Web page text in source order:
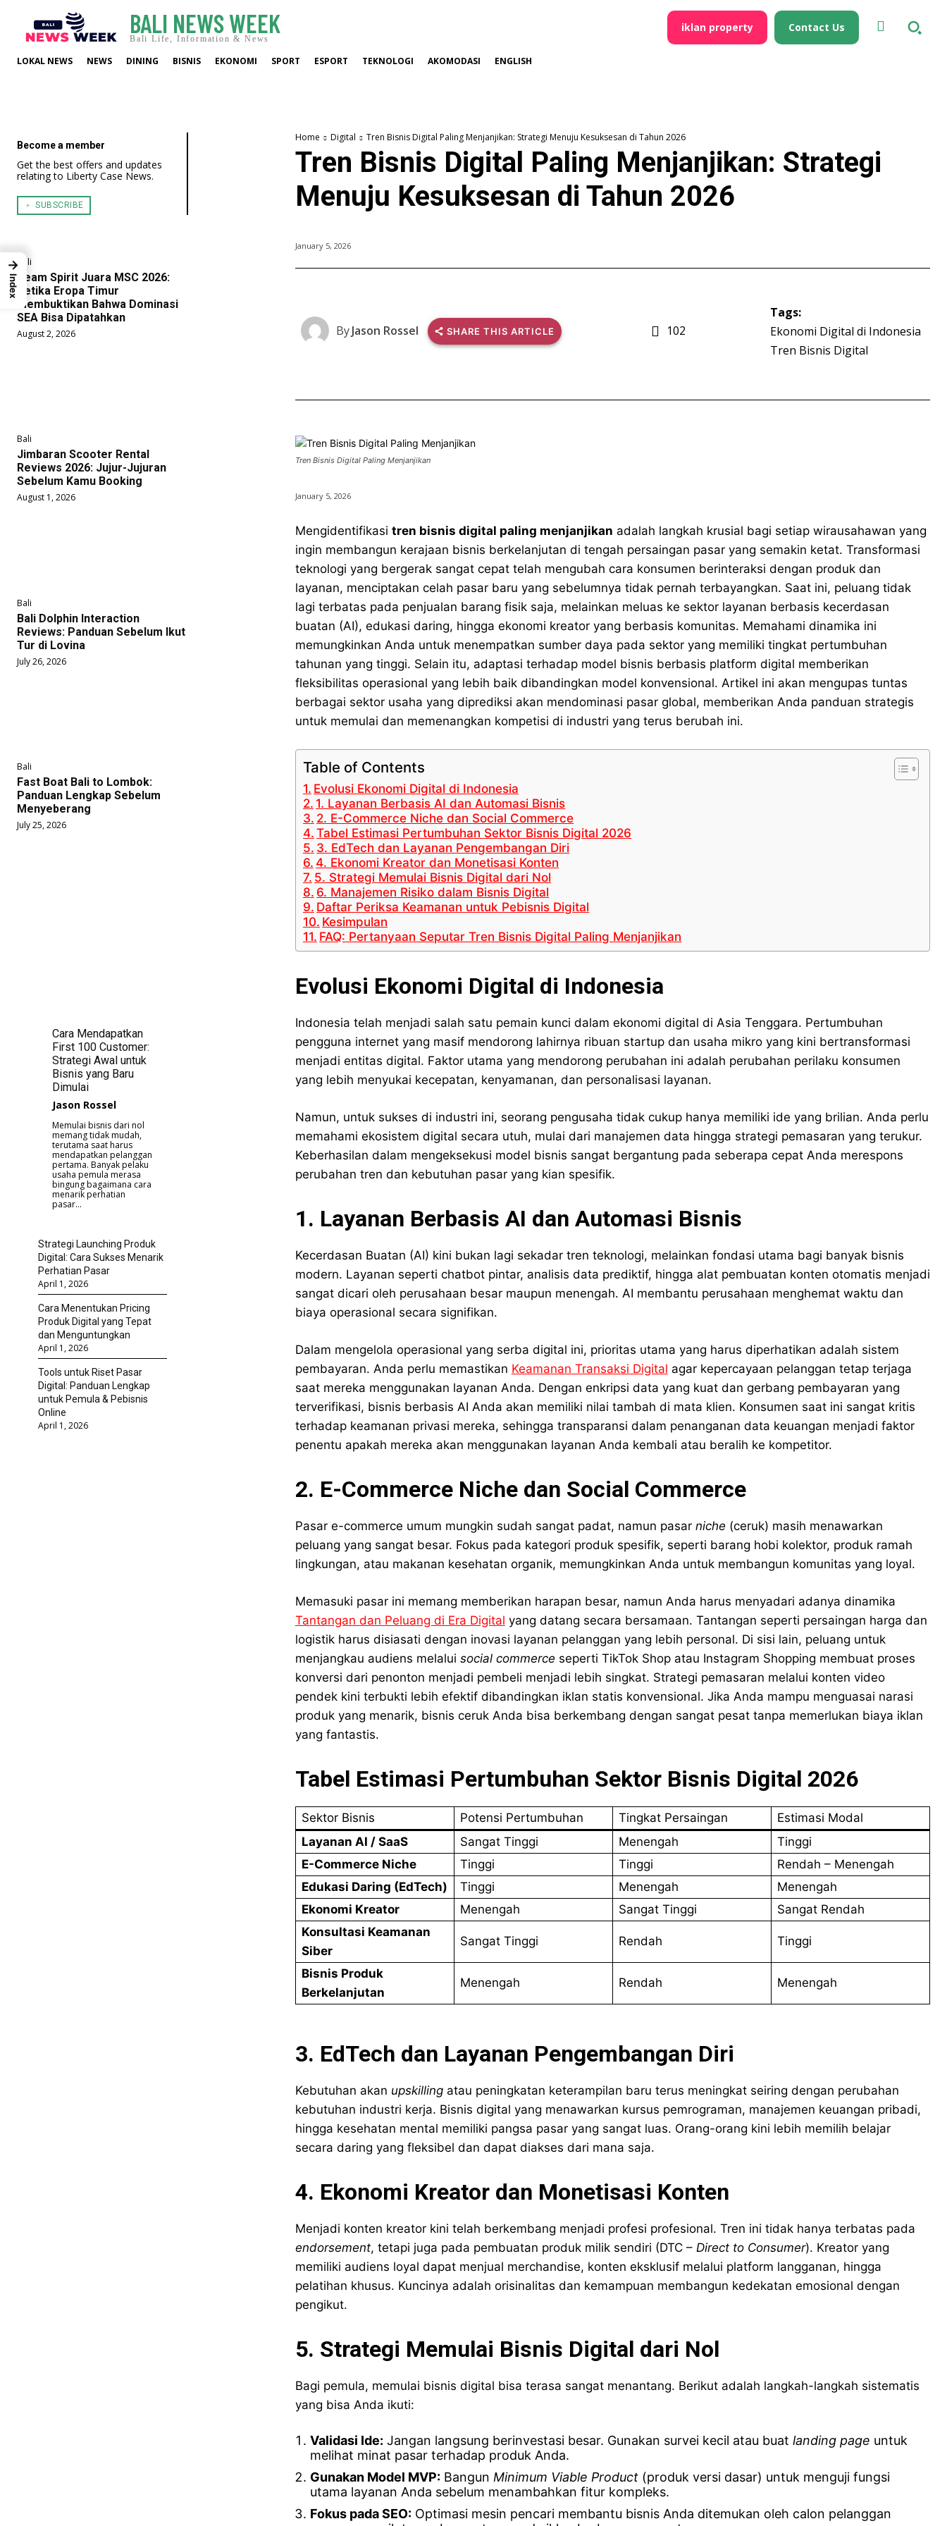
BALI NEWS WEEK
Bali Life, Information & News
iklan property Contact Us
LOKAL NEWS NEWS DINING BISNIS EKONOMI SPORT ESPORT TEKNOLOGI AKOMODASI ENGLISH
Become a member
Get the best offers and updates
relating to Liberty Case News.
﹢ SUBSCRIBE
Bali
Team Spirit Juara MSC 2026:
Ketika Eropa Timur
Membuktikan Bahwa Dominasi
SEA Bisa Dipatahkan
August 2, 2026
Bali
Jimbaran Scooter Rental
Reviews 2026: Jujur-Jujuran
Sebelum Kamu Booking
August 1, 2026
Bali
Bali Dolphin Interaction
Reviews: Panduan Sebelum Ikut
Tur di Lovina
July 26, 2026
Bali
Fast Boat Bali to Lombok:
Panduan Lengkap Sebelum
Menyeberang
July 25, 2026
Cara Mendapatkan
First 100 Customer:
Strategi Awal untuk
Bisnis yang Baru
Dimulai
Jason Rossel
Memulai bisnis dari nol
memang tidak mudah,
terutama saat harus
mendapatkan pelanggan
pertama. Banyak pelaku
usaha pemula merasa
bingung bagaimana cara
menarik perhatian
pasar...
Strategi Launching Produk
Digital: Cara Sukses Menarik
Perhatian Pasar
April 1, 2026
Cara Menentukan Pricing
Produk Digital yang Tepat
dan Menguntungkan
April 1, 2026
Tools untuk Riset Pasar
Digital: Panduan Lengkap
untuk Pemula & Pebisnis
Online
April 1, 2026
Home Digital Tren Bisnis Digital Paling Menjanjikan: Strategi Menuju Kesuksesan di Tahun 2026
Tren Bisnis Digital Paling Menjanjikan: Strategi
Menuju Kesuksesan di Tahun 2026
January 5, 2026
ByJason Rossel SHARE THIS ARTICLE 102
Tags:
Ekonomi Digital di Indonesia
Tren Bisnis Digital
Tren Bisnis Digital Paling Menjanjikan
January 5, 2026
Mengidentifikasi tren bisnis digital paling menjanjikan adalah langkah krusial bagi setiap wirausahawan yang
ingin membangun kerajaan bisnis berkelanjutan di tengah persaingan pasar yang semakin ketat. Transformasi
teknologi yang bergerak sangat cepat telah mengubah cara konsumen berinteraksi dengan produk dan
layanan, menciptakan celah pasar baru yang sebelumnya tidak pernah terbayangkan. Saat ini, peluang tidak
lagi terbatas pada penjualan barang fisik saja, melainkan meluas ke sektor layanan berbasis kecerdasan
buatan (AI), edukasi daring, hingga ekonomi kreator yang berbasis komunitas. Memahami dinamika ini
memungkinkan Anda untuk menempatkan sumber daya pada sektor yang memiliki tingkat pertumbuhan
tahunan yang tinggi. Selain itu, adaptasi terhadap model bisnis berbasis platform digital memberikan
fleksibilitas operasional yang lebih baik dibandingkan model konvensional. Artikel ini akan mengupas tuntas
berbagai sektor usaha yang diprediksi akan mendominasi pasar global, memberikan Anda panduan strategis
untuk memulai dan memenangkan kompetisi di industri yang terus berubah ini.
Table of Contents
Evolusi Ekonomi Digital di Indonesia
1. Layanan Berbasis AI dan Automasi Bisnis
2. E-Commerce Niche dan Social Commerce
Tabel Estimasi Pertumbuhan Sektor Bisnis Digital 2026
3. EdTech dan Layanan Pengembangan Diri
4. Ekonomi Kreator dan Monetisasi Konten
5. Strategi Memulai Bisnis Digital dari Nol
6. Manajemen Risiko dalam Bisnis Digital
Daftar Periksa Keamanan untuk Pebisnis Digital
Kesimpulan
FAQ: Pertanyaan Seputar Tren Bisnis Digital Paling Menjanjikan
Evolusi Ekonomi Digital di Indonesia
Indonesia telah menjadi salah satu pemain kunci dalam ekonomi digital di Asia Tenggara. Pertumbuhan
pengguna internet yang masif mendorong lahirnya ribuan startup dan usaha mikro yang kini bertransformasi
menjadi entitas digital. Faktor utama yang mendorong perubahan ini adalah perubahan perilaku konsumen
yang lebih menyukai kecepatan, kenyamanan, dan personalisasi layanan.
Namun, untuk sukses di industri ini, seorang pengusaha tidak cukup hanya memiliki ide yang brilian. Anda perlu
memahami ekosistem digital secara utuh, mulai dari manajemen data hingga strategi pemasaran yang terukur.
Keberhasilan dalam mengeksekusi model bisnis sangat bergantung pada seberapa cepat Anda merespons
perubahan tren dan kebutuhan pasar yang kian spesifik.
1. Layanan Berbasis AI dan Automasi Bisnis
Kecerdasan Buatan (AI) kini bukan lagi sekadar tren teknologi, melainkan fondasi utama bagi banyak bisnis
modern. Layanan seperti chatbot pintar, analisis data prediktif, hingga alat pembuatan konten otomatis menjadi
sangat dicari oleh perusahaan besar maupun menengah. AI membantu perusahaan menghemat waktu dan
biaya operasional secara signifikan.
Dalam mengelola operasional yang serba digital ini, prioritas utama yang harus diperhatikan adalah sistem
pembayaran. Anda perlu memastikan Keamanan Transaksi Digital agar kepercayaan pelanggan tetap terjaga
saat mereka menggunakan layanan Anda. Dengan enkripsi data yang kuat dan gerbang pembayaran yang
terverifikasi, bisnis berbasis AI Anda akan memiliki nilai tambah di mata klien. Konsumen saat ini sangat kritis
terhadap keamanan privasi mereka, sehingga transparansi dalam penanganan data keuangan menjadi faktor
penentu apakah mereka akan menggunakan layanan Anda kembali atau beralih ke kompetitor.
2. E-Commerce Niche dan Social Commerce
Pasar e-commerce umum mungkin sudah sangat padat, namun pasar niche (ceruk) masih menawarkan
peluang yang sangat besar. Fokus pada kategori produk spesifik, seperti barang hobi kolektor, produk ramah
lingkungan, atau makanan kesehatan organik, memungkinkan Anda untuk membangun komunitas yang loyal.
Memasuki pasar ini memang memberikan harapan besar, namun Anda harus menyadari adanya dinamika
Tantangan dan Peluang di Era Digital yang datang secara bersamaan. Tantangan seperti persaingan harga dan
logistik harus disiasati dengan inovasi layanan pelanggan yang lebih personal. Di sisi lain, peluang untuk
menjangkau audiens melalui social commerce seperti TikTok Shop atau Instagram Shopping membuat proses
konversi dari penonton menjadi pembeli menjadi lebih singkat. Strategi pemasaran melalui konten video
pendek kini terbukti lebih efektif dibandingkan iklan statis konvensional. Jika Anda mampu menguasai narasi
produk yang menarik, bisnis ceruk Anda bisa berkembang dengan sangat pesat tanpa memerlukan biaya iklan
yang fantastis.
Tabel Estimasi Pertumbuhan Sektor Bisnis Digital 2026
Sektor Bisnis Potensi Pertumbuhan Tingkat Persaingan
Estimasi Modal
Layanan AI / SaaS
Sangat Tinggi Menengah
Tinggi
E-Commerce Niche
Tinggi Tinggi
Rendah – Menengah
Edukasi Daring (EdTech)
Tinggi Menengah
Menengah
Ekonomi Kreator
Menengah Sangat Tinggi
Sangat Rendah
Konsultasi Keamanan
Siber
Sangat Tinggi Rendah Tinggi
Bisnis Produk
Berkelanjutan
Menengah Rendah Menengah
3. EdTech dan Layanan Pengembangan Diri
Kebutuhan akan upskillingatau peningkatan keterampilan baru terus meningkat seiring dengan perubahan
kebutuhan industri kerja. Bisnis digital yang menawarkan kursus pemrograman, manajemen keuangan pribadi,
hingga kesehatan mental memiliki pangsa pasar yang sangat luas. Orang-orang kini lebih memilih belajar
secara daring yang fleksibel dan dapat diakses dari mana saja.
4. Ekonomi Kreator dan Monetisasi Konten
Menjadi konten kreator kini telah berkembang menjadi profesi profesional. Tren ini tidak hanya terbatas pada
endorsement, tetapi juga pada pembuatan produk milik sendiri (DTC – Direct to Consumer). Kreator yang
memiliki audiens loyal dapat menjual merchandise, konten eksklusif melalui platform langganan, hingga
pelatihan khusus. Kuncinya adalah orisinalitas dan kemampuan membangun kedekatan emosional dengan
pengikut.
5. Strategi Memulai Bisnis Digital dari Nol
Bagi pemula, memulai bisnis digital bisa terasa sangat menantang. Berikut adalah langkah-langkah sistematis
yang bisa Anda ikuti:
Validasi Ide: Jangan langsung berinvestasi besar. Gunakan survei kecil atau buat landing page untuk
melihat minat pasar terhadap produk Anda.
Gunakan Model MVP:Bangun Minimum Viable Product(produk versi dasar) untuk menguji fungsi
utama layanan Anda sebelum menambahkan fitur kompleks.
Fokus pada SEO:Optimasi mesin pencari membantu bisnis Anda ditemukan oleh calon pelanggan
→
Index